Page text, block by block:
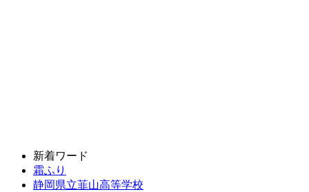
新着ワード
霜ふり
静岡県立韮山高等学校